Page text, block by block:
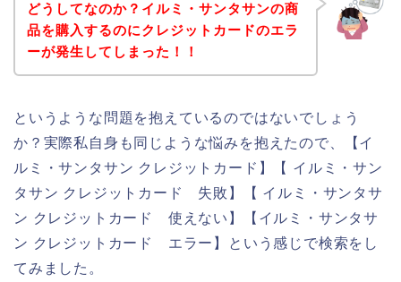
どうしてなのか？イルミ・サンタサンの商
品を購入するのにクレジットカードのエラ
ーが発生してしまった！！
というような問題を抱えているのではないでしょう
か？実際私自身も同じような悩みを抱えたので、【イ
ルミ・サンタサン クレジットカード】【 イルミ・サン
タサン クレジットカード 失敗】【 イルミ・サンタサ
ン クレジットカード 使えない】【イルミ・サンタサ
ン クレジットカード エラー】という感じで検索をし
てみました。